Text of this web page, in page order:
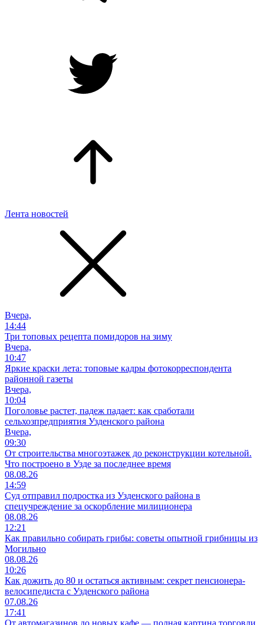
Лента новостей
Вчера,
14:44
Три топовых рецепта помидоров на зиму
Вчера,
10:47
Яркие краски лета: топовые кадры фотокорреспондента
районной газеты
Вчера,
10:04
Поголовье растет, падеж падает: как сработали
сельхозпредприятия Узденского района
Вчера,
09:30
От строительства многоэтажек до реконструкции котельной.
Что построено в Узде за последнее время
08.08.26
14:59
Суд отправил подростка из Узденского района в
спецучреждение за оскорбление милиционера
08.08.26
12:21
Как правильно собирать грибы: советы опытной грибницы из
Могильно
08.08.26
10:26
Как дожить до 80 и остаться активным: секрет пенсионера-
велосипедиста с Узденского района
07.08.26
17:41
От автомагазинов до новых кафе — полная картина торговли